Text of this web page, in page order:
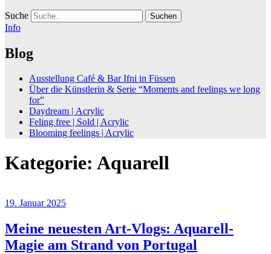
Suche
Info
Blog
Ausstellung Café & Bar Ifni in Füssen
Über die Künstlerin & Serie “Moments and feelings we long
for”
Daydream | Acrylic
Feling free | Sold | Acrylic
Blooming feelings | Acrylic
Kategorie: Aquarell
19. Januar 2025
Meine neuesten Art-Vlogs: Aquarell-
Magie am Strand von Portugal